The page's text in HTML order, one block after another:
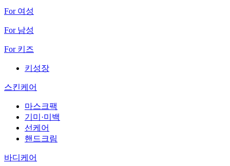
For 여성
For 남성
For 키즈
키성장
스킨케어
마스크팩
기미·미백
선케어
핸드크림
바디케어